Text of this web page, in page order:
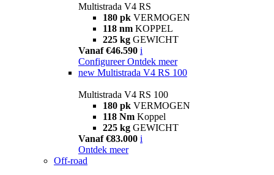
Multistrada V4 RS
180 pk VERMOGEN
118 nm KOPPEL
225 kg GEWICHT
Vanaf €46.590 i
Configureer Ontdek meer
new Multistrada V4 RS 100
Multistrada V4 RS 100
180 pk VERMOGEN
118 Nm Koppel
225 kg GEWICHT
Vanaf €83.000 i
Ontdek meer
Off-road